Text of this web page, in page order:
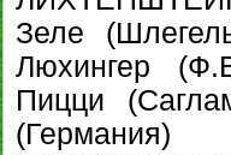
Зеле
Люхингер
Пицци
(Германия)